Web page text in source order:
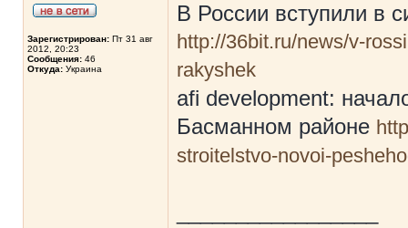
Зарегистрирован: Пт 31 авг
2012, 20:23
Сообщения: 46
Откуда: Украина
В России вступили в
http://36bit.ru/news/v-
rakyshek
afi development:
Басманном районе
stroitelstvo-novoi-